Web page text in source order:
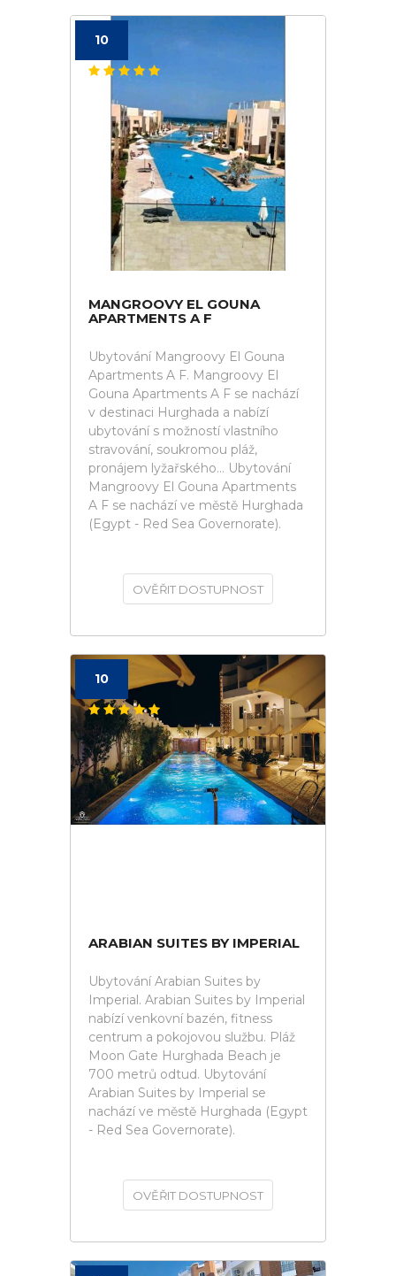
10
MANGROOVY EL GOUNA
APARTMENTS A F
Ubytování Mangroovy El Gouna
Apartments A F. Mangroovy El
Gouna Apartments A F se nachází
v destinaci Hurghada a nabízí
ubytování s možností vlastního
stravování, soukromou pláž,
pronájem lyžařského... Ubytování
Mangroovy El Gouna Apartments
A F se nachází ve městě Hurghada
(Egypt - Red Sea Governorate).
OVĚŘIT DOSTUPNOST
10
ARАBIAN SUITES BY IMPERIAL
Ubytování Arаbian Suites by
Imperial. Arаbian Suites by Imperial
nabízí venkovní bazén, fitness
centrum a pokojovou službu. Pláž
Moon Gate Hurghada Beach je
700 metrů odtud. Ubytování
Arаbian Suites by Imperial se
nachází ve městě Hurghada (Egypt
- Red Sea Governorate).
OVĚŘIT DOSTUPNOST